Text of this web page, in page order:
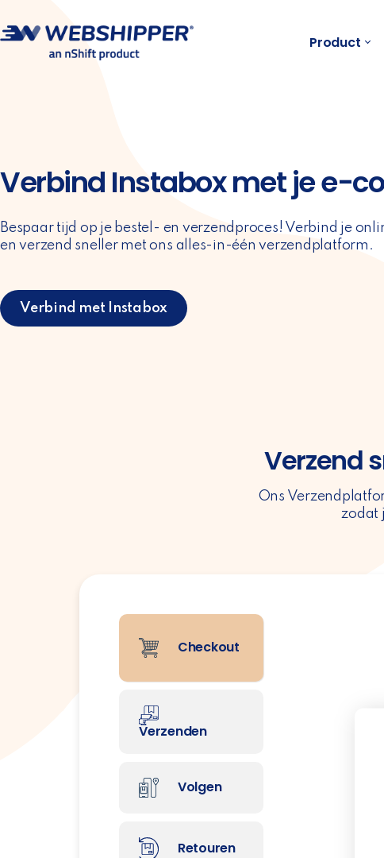
Product
Verbind Instabox met je e-
Bespaar tijd op je bestel- en verzendproces! Verbind je
en verzend sneller met ons alles-in-één verzendplatform.
Verbind met Instabox
Verzend
Ons
zodat
Checkout
Verzenden
Volgen
Retouren